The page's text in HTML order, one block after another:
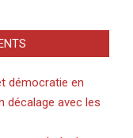
démocratie en
décalage avec les